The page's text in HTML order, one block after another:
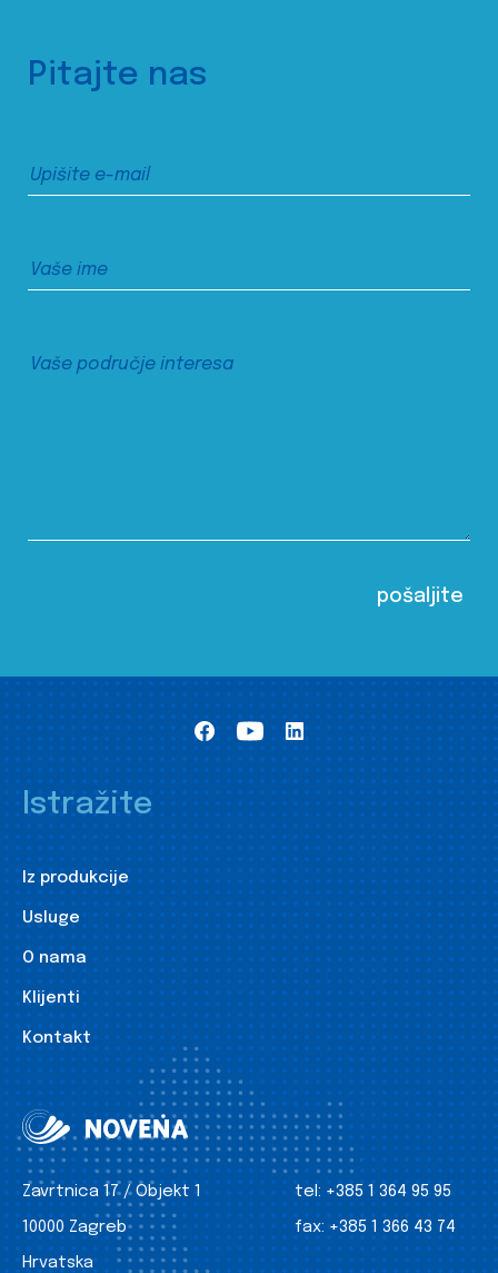
Pitajte nas
Istražite
Iz produkcije
Usluge
O nama
Klijenti
Kontakt
Zavrtnica 17 / Objekt 1
10000 Zagreb
Hrvatska
tel: +385 1 364 95 95
fax: +385 1 366 43 74